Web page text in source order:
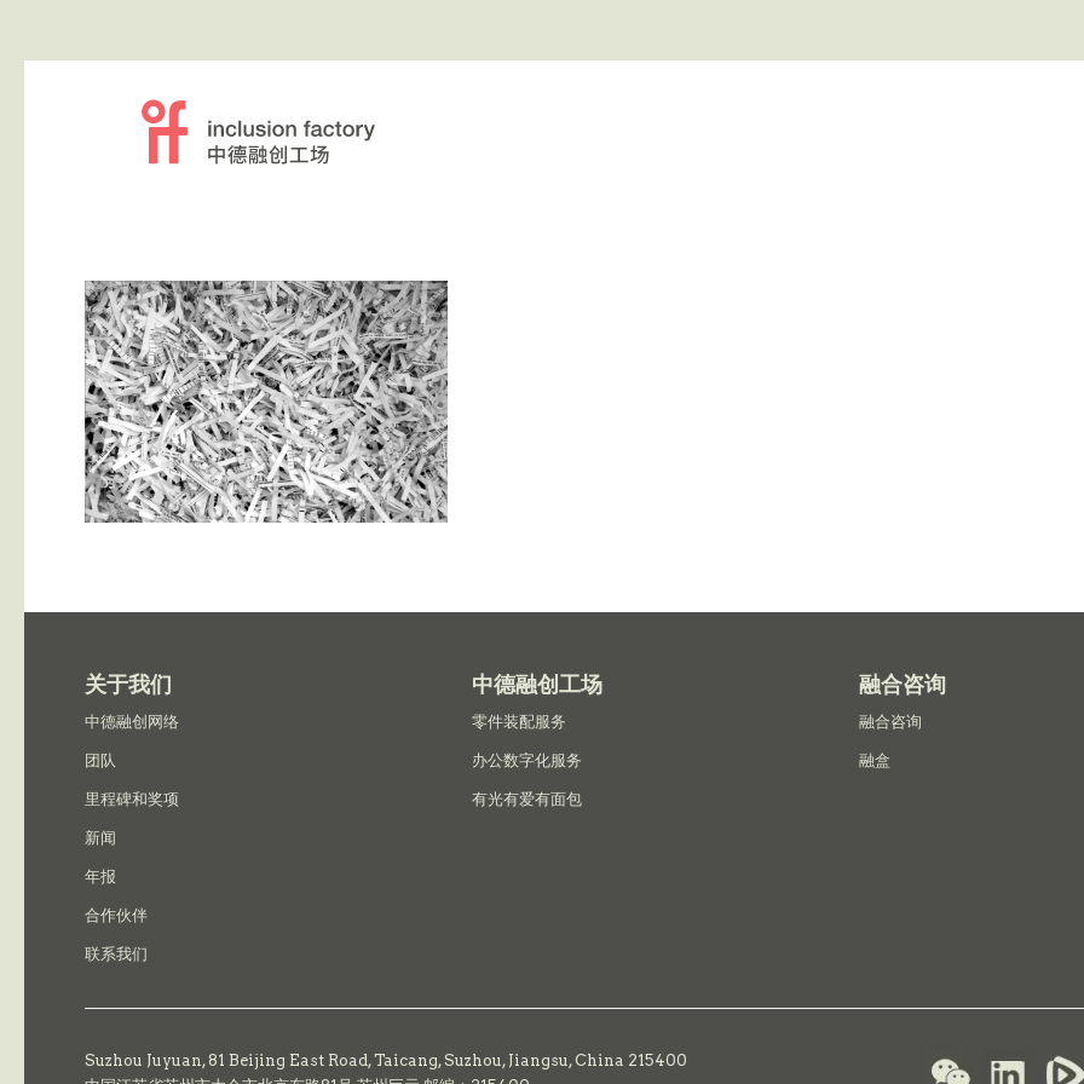
关于我们
中德融创网络
团队
里程碑和奖项
新闻
年报
合作伙伴
联系我们
中德融创工场
零件装配服务
办公数字化服务
有光有爱有面包
融合咨询
融合咨询
融盒
Suzhou Juyuan, 81 Beijing East Road,Taicang,Suzhou, Jiangsu, China 215400